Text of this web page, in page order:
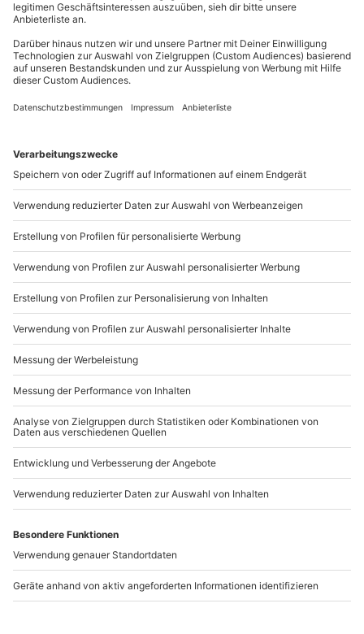
Passende Jacken: Windjacken; leichte, warme
Kurze und lange Hosen, Röcke und Kleider
FlipFlops für den Strand und Campingplatz-
Duschen
Sandalen für Zwischendurch
Edle Abendschuhe fürs Dinner
Wanderschuhe für aufregende Tagestouren
solltet:
Alles für die Mundhygiene: Zahnbürste,
Zahnpasta, Mundwasser, etc.
Make Up, tägliche Körperpflegeprodukte
Bürste, Haargummis & Klammern
Haarpflegeprodukte (Tipp: Eure Haare werden
vor allem durch häufiges Baden im Meer und
anschließendes Waschen besonders beansprucht.
Informiert Euch am Besten vorher, welche
besten vor Schäden schützt!)
Schmuck